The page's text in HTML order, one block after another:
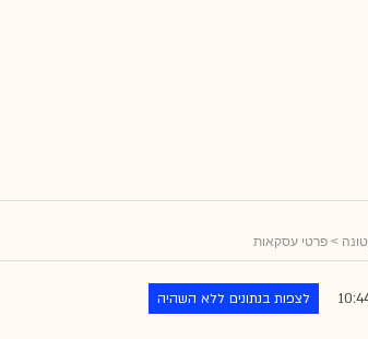
> פרטי עסקאות
לצפות בנתונים ללא השהיה